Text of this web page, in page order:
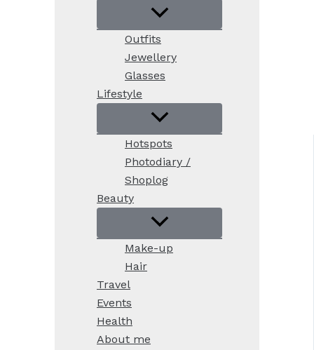
Outfits
Jewellery
Glasses
Lifestyle
Hotspots
Photodiary /
Shoplog
Beauty
Make-up
Hair
Travel
Events
Health
About me